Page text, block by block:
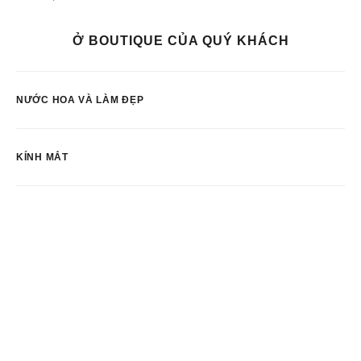
Ở BOUTIQUE CỦA QUÝ KHÁCH
NƯỚC HOA VÀ LÀM ĐẸP
KÍNH MẮT